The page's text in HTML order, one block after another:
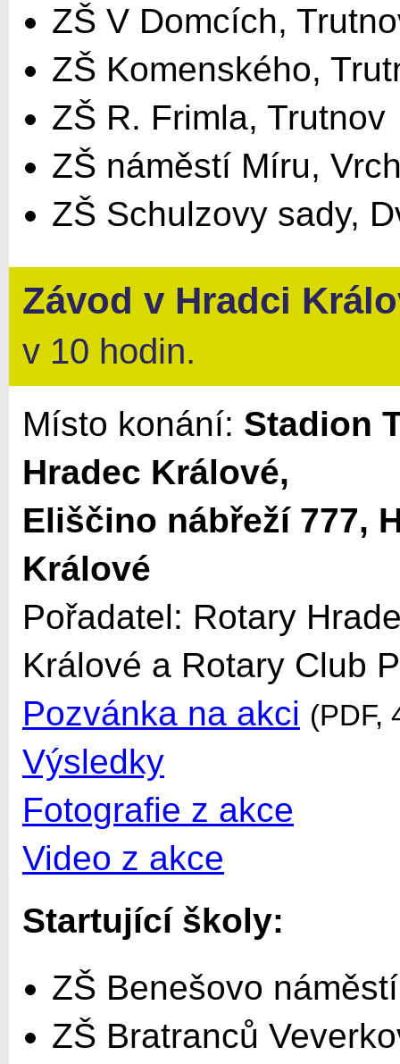
ZŠ V Domcích,
ZŠ Komenského,
ZŠ R. Frimla, Trutnov
ZŠ náměstí Míru,
ZŠ Schulzovy sady,
Závod v Hradci
v 10 hodin.
Místo konání: Stadion
Hradec Králové,
Eliščino nábřeží 777,
Králové
Pořadatel: Rotary
Králové a Rotary Club
Pozvánka na akci (PDF,
Výsledky
Fotografie z akce
Video z akce
Startující školy:
ZŠ Benešovo
ZŠ Bratranců